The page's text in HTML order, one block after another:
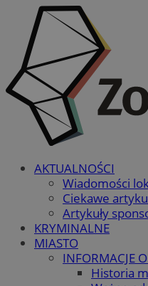
AKTUALNOŚCI
Wiadomości
Ciekawe
Artykuły
KRYMINALNE
MIASTO
INFORMACJE
Historia